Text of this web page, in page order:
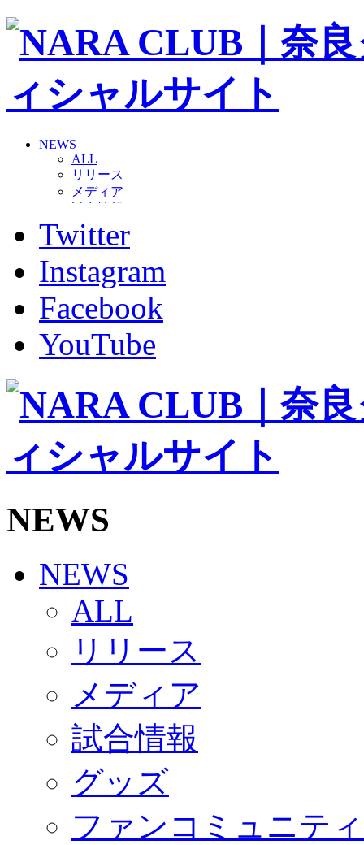
NEWS
ALL
リリース
メディア
グッズ
ファンコミュニティ
ホームタウン
コラム
その他
TEAM
2026/27トップチーム
2026/27トップチームスタッフ
バモス
チアダンススクール
ボランティアチーム「volundeer」
ビクトリーロード
HOMEGAME
観戦ルール＆マナー
Jリーグ運営管理規定
写真・動画使用ガイドライン
SCHEDULE
2026/27
練習見学時のファンサービスについて
TICKET
奈良クラブ明治安田J3リーグ2026/27シーズン試
奈良クラブ明治安田Ｊ3リーグ 2026/27シーズン「
観戦ルール＆マナー
2026/27ファンコミュニティ
サポートショップ
GOODS
オフィシャルストア（実店舗）
オンラインストア
ACADEMY
アカデミーについて
コーチ&スタッフ
ジュニア
Twitter
Instagram
Facebook
YouTube
NEWS
NEWS
ALL
リリース
メディア
試合情報
グッズ
ファンコミュニティ